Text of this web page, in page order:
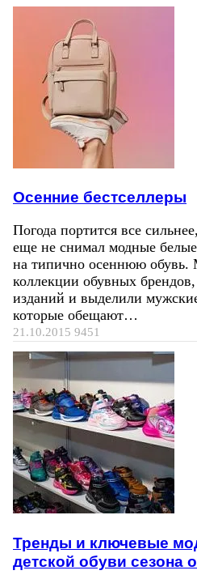
Осенние бестселлеры
Погода портится все
еще не снимал модные белые
на типично осеннюю обувь.
коллекции обувных
изданий и выделили
которые обещают…
21.10.2015 9451
Тренды и ключевые
детской обуви сезона